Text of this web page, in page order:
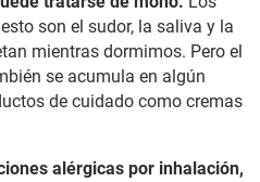
son el sudor, la saliva y la
mientras dormimos. Pero el
se acumula en algún
de cuidado como cremas
alérgicas por inhalación,